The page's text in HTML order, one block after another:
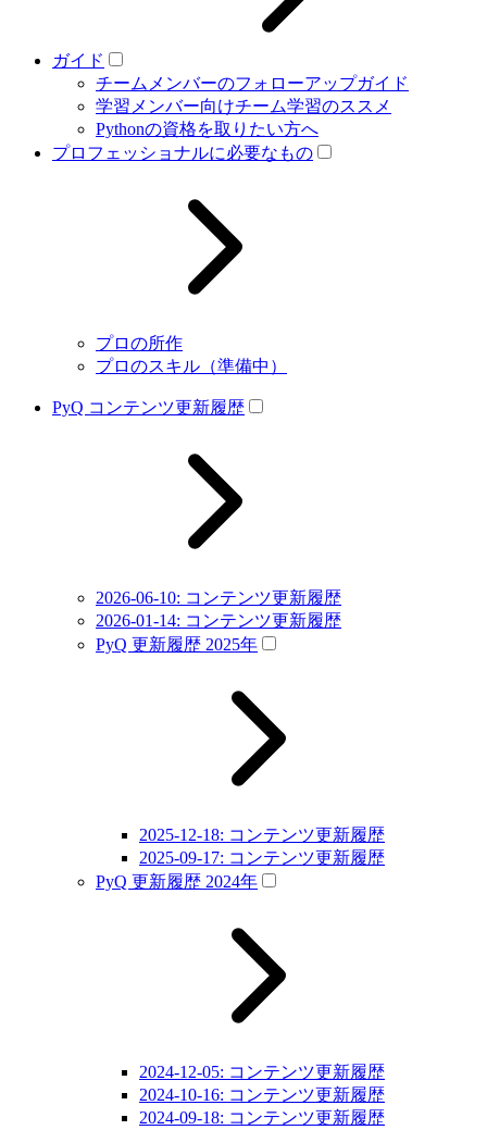
ガイド
チームメンバーのフォローアップガイド
学習メンバー向けチーム学習のススメ
Pythonの資格を取りたい方へ
プロフェッショナルに必要なもの
プロの所作
プロのスキル（準備中）
PyQ コンテンツ更新履歴
2026-06-10: コンテンツ更新履歴
2026-01-14: コンテンツ更新履歴
PyQ 更新履歴 2025年
2025-12-18: コンテンツ更新履歴
2025-09-17: コンテンツ更新履歴
PyQ 更新履歴 2024年
2024-12-05: コンテンツ更新履歴
2024-10-16: コンテンツ更新履歴
2024-09-18: コンテンツ更新履歴